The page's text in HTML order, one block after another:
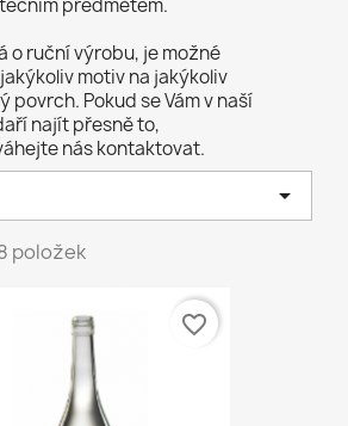
předmětem.
o ruční výrobu, je možné
motiv na jakýkoliv
povrch. Pokud se Vám v naší
najít přesně to,
nás kontaktovat.

položek
favorite_border